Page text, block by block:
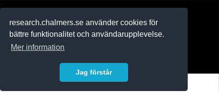
research.chalmers.se använder cookies för
bättre funktionalitet och användarupplevelse.
Mer information
Jag förstår